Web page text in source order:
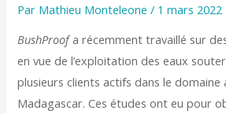
Par Mathieu Monteleone/ 1 mars 2022
BushProofa récemment travaillé sur
en vue de l’exploitation des eaux
plusieurs clients actifs dans le
Madagascar. Ces études ont eu pour